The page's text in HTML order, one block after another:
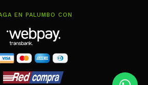
EN PALUMBO CON